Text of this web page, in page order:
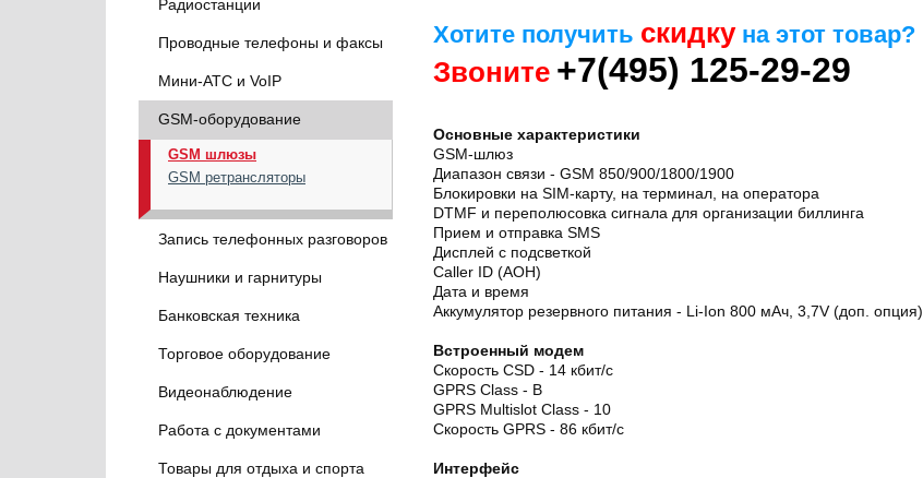
Радиостанции
Проводные телефоны и факсы
Мини-АТС и VoIP
GSM-оборудование
GSM шлюзы
GSM ретрансляторы
Запись телефонных разговоров
Наушники и гарнитуры
Банковская техника
Торговое оборудование
Видеонаблюдение
Работа с документами
Товары для отдыха и спорта
Хотите получить скидкуна этот товар?
Звоните +7(495) 125-29-29
Основные характеристики
GSM-шлюз
Диапазон связи - GSM 850/900/1800/1900
Блокировки на SIM-карту, на терминал, на оператора
DTMF и переполюсовка сигнала для организации биллинга
Прием и отправка SMS
Дисплей с подсветкой
Caller ID (АОН)
Дата и время
Аккумулятор резервного питания - Li-Ion 800 мАч, 3,7V (доп. опция)
Встроенный модем
Скорость CSD - 14 кбит/с
GPRS Class - B
GPRS Multislot Class - 10
Скорость GPRS - 86 кбит/с
Интерфейс